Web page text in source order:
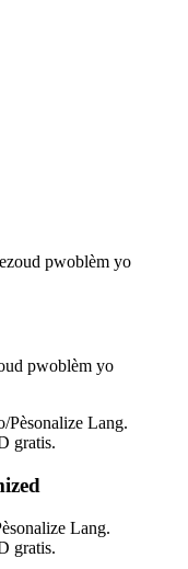
pwoblèm yo
Lang.
gratis.